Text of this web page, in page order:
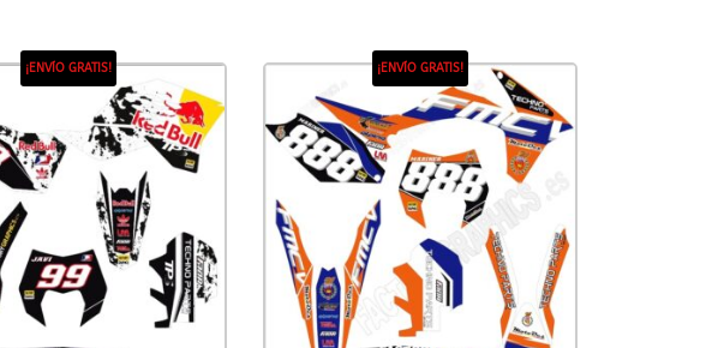
¡ENVÍO GRATIS! ¡ENVÍO GRATIS!